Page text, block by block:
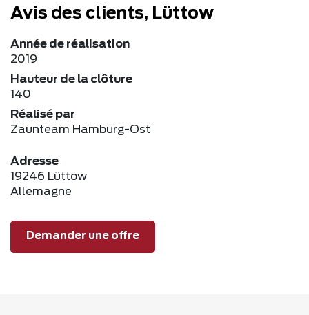
Avis des clients, Lüttow
Année de réalisation
2019
Hauteur de la clôture
140
Réalisé par
Zaunteam Hamburg-Ost
Adresse
19246 Lüttow
Allemagne
Demander une offre